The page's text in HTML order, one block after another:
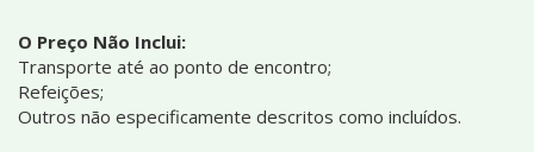
O Preço Não Inclui:
Transporte até ao ponto de encontro;
Refeições;
Outros não especificamente descritos como incluídos.